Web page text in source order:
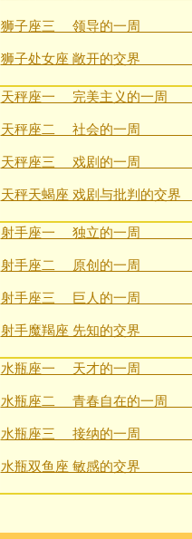
狮子座三 领导的一周 (8
狮子处女座 敞开的交界 (8
天秤座一 完美主义的一周
天秤座二 社会的一周
天秤座三 戏剧的一周 (10
天秤天蝎座 戏剧与批判的交
射手座一 独立的一周
射手座二 原创的一周
射手座三 巨人的一周 (12
射手魔羯座 先知的交界
水瓶座一 天才的一周 (1
水瓶座二 青春自在的一周
水瓶座三 接纳的一周 (2
水瓶双鱼座 敏感的交界 (2